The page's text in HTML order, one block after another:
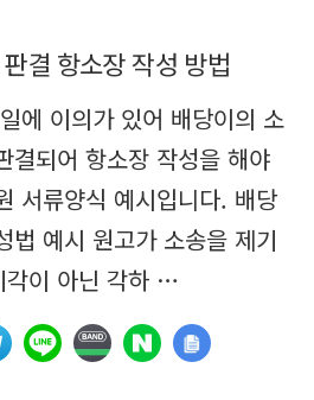
결 항소장 작성 방법
에 이의가 있어 배당이의 소
결되어 항소장 작성을 해야
서류양식 예시입니다. 배당
법 예시 원고가 소송을 제기
각이 아닌 각하 …